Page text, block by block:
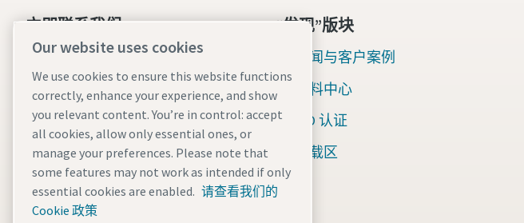
立即联系我们
全天候紧急支持
我们的服务
机队
行业
为何选择租赁？
“发现”版块
新闻与客户案例
资料中心
ISO 认证
下载区
Our website uses cookies
We use cookies to ensure this website functions
correctly, enhance your experience, and show
you relevant content. You’re in control: accept
all cookies, allow only essential ones, or
manage your preferences. Please note that
some features may not work as intended if only
essential cookies are enabled. 请查看我们的
Cookie 政策